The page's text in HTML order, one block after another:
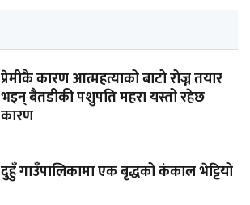
प्रेमीकै कारण आत्महत्याको बाटो रोज्न तयार
भइन् बैतडीकी पशुपति महरा यस्तो रहेछ
कारण
दुहुँ गाउँपालिकामा एक बृद्धको कंकाल भेट्टियो